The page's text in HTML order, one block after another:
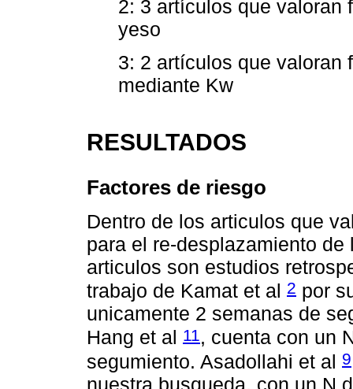
2: 3 artículos que valoran
yeso
3: 2 artículos que valoran
mediante Kw
RESULTADOS
Factores de riesgo
Dentro de los articulos que
para el re-desplazamiento
articulos son estudios
trabajo de Kamat et al 2 por
unicamente 2 semanas de
Hang et al 11 , cuenta con un
segumiento. Asadollahi et al 9
nuestra busqueda, con un N